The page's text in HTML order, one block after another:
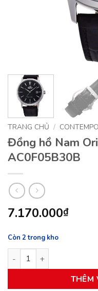
TRANG CHỦ /
Đồng hồ Nam
AC0F05B30B
7.170.000₫
Còn 2 trong kho
Đồng hồ Nam Orient
THÊM